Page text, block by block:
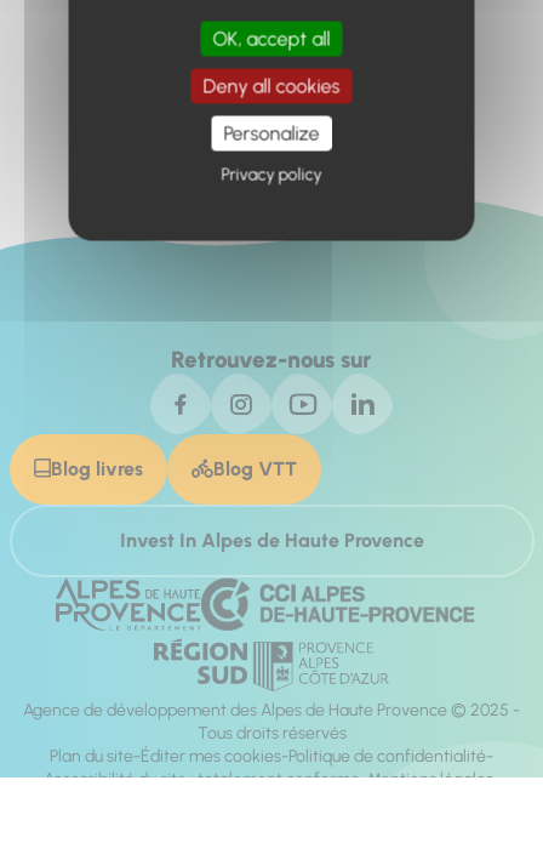
Retour à l'accueil
Retrouvez-nous sur
Blog livres Blog VTT
Invest In Alpes de Haute Provence
Agence de développement des Alpes de Haute Provence © 2025 -
Tous droits réservés
Plan du site Éditer mes cookies Politique de confidentialité
Accessibilité du site : totalement conforme Mentions légales
OK, accept all
Deny all cookies
Personalize
Privacy policy